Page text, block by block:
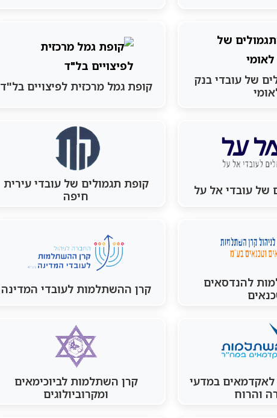
של עובדי בנק
קופת גמל מרכזית לפיצויים בל"ד
של עובדי אל על
קופת תגמולים של עובדי עירית
חיפה
להנדסאים
קרן ההשתלמות לעובדי המדינה
במדעי
והרוח
קרן השתלמות לביוכימאים
ומקרוביולוגים